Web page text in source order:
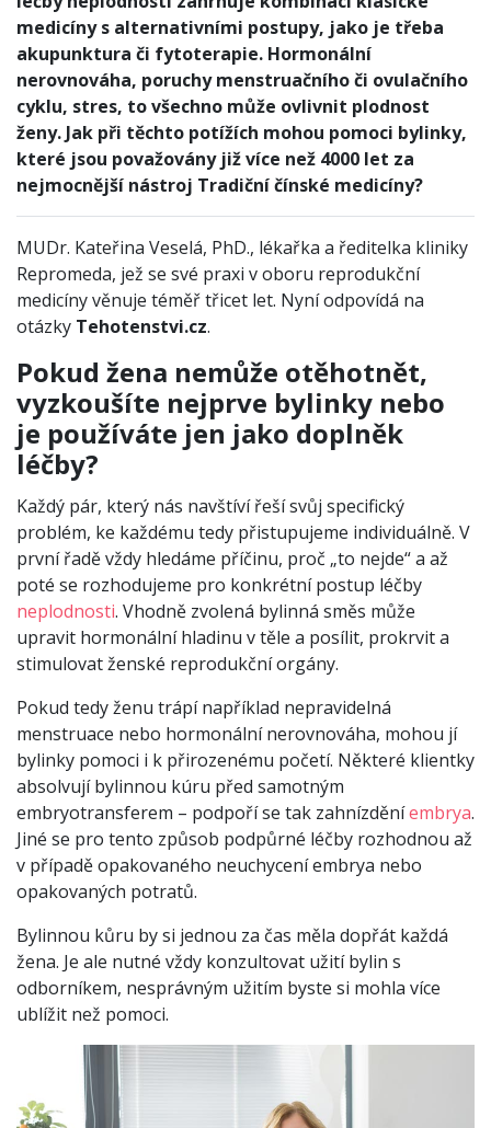
medicíny s alternativními postupy, jako je třeba
akupunktura či fytoterapie. Hormonální
nerovnováha, poruchy menstruačního či ovulačního
cyklu, stres, to všechno může ovlivnit plodnost
ženy. Jak při těchto potížích mohou pomoci bylinky,
které jsou považovány již více než 4000 let za
nejmocnější nástroj Tradiční čínské medicíny?
MUDr. Kateřina Veselá, PhD., lékařka a ředitelka kliniky
Repromeda, jež se své praxi v oboru reprodukční
medicíny věnuje téměř třicet let. Nyní odpovídá na
otázky Tehotenstvi.cz.
Pokud žena nemůže otěhotnět,
vyzkoušíte nejprve bylinky nebo
je používáte jen jako doplněk
léčby?
Každý pár, který nás navštíví řeší svůj specifický
problém, ke každému tedy přistupujeme individuálně. V
první řadě vždy hledáme příčinu, proč „to nejde“ a až
poté se rozhodujeme pro konkrétní postup léčby
neplodnosti. Vhodně zvolená bylinná směs může
upravit hormonální hladinu v těle a posílit, prokrvit a
stimulovat ženské reprodukční orgány.
Pokud tedy ženu trápí například nepravidelná
menstruace nebo hormonální nerovnováha, mohou jí
bylinky pomoci i k přirozenému početí. Některé klientky
absolvují bylinnou kúru před samotným
embryotransferem – podpoří se tak zahnízděníembrya.
Jiné se pro tento způsob podpůrné léčby rozhodnou až
v případě opakovaného neuchycení embrya nebo
opakovaných potratů.
Bylinnou kůru by si jednou za čas měla dopřát každá
žena. Je ale nutné vždy konzultovat užití bylin s
odborníkem, nesprávným užitím byste si mohla více
ublížit než pomoci.